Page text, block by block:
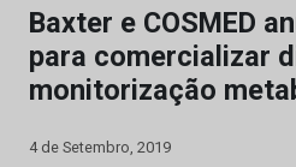
Baxter e COSMED
para comercializar
monitorização
4 de Setembro, 2019